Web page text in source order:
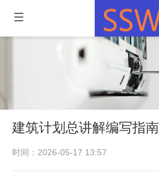
建筑计划总讲解编写指南
时间：2026-05-17 13:57